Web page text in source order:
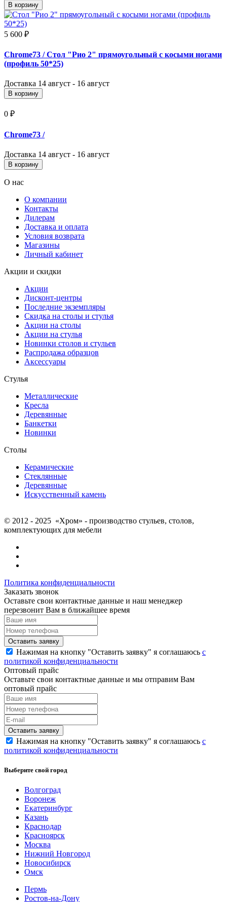
В корзину
5 600 ₽
Chrome73 / Стол "Рио 2" прямоугольный с косыми ногами
(профиль 50*25)
Доставка 14 август - 16 август
В корзину
0 ₽
Chrome73 /
Доставка 14 август - 16 август
В корзину
О нас
О компании
Контакты
Дилерам
Доставка и оплата
Условия возврата
Магазины
Личный кабинет
Акции и скидки
Акции
Дисконт-центры
Последние экземпляры
Скидка на столы и стулья
Акции на столы
Акции на стулья
Новинки столов и стульев
Распродажа образцов
Аксессуары
Стулья
Металлические
Кресла
Деревянные
Банкетки
Новинки
Столы
Керамические
Стеклянные
Деревянные
Искусственный камень
© 2012 - 2025 «Хром» - производство стульев, столов,
комплектующих для мебели
Политика конфиденциальности
Заказать звонок
Оставьте свои контактные данные и наш менеджер
перезвонит Вам в ближайшее время
Нажимая на кнопку "Оставить заявку" я соглашаюсь с
политикой конфиденциальности
Оптовый прайс
Оставьте свои контактные данные и мы отправим Вам
оптовый прайс
Нажимая на кнопку "Оставить заявку" я соглашаюсь с
политикой конфиденциальности
Выберите свой город
Волгоград
Воронеж
Екатеринбург
Казань
Краснодар
Красноярск
Москва
Нижний Новгород
Новосибирск
Омск
Пермь
Ростов-на-Дону